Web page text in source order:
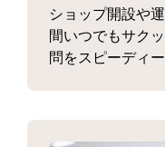
ショップ開設や
間いつでもサク
問をスピーディ